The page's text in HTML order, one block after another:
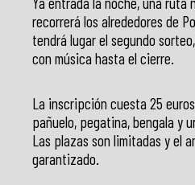
recorrerá los alrededores de
tendrá lugar el segundo
con música hasta el cierre.
La inscripción cuesta 25
pañuelo, pegatina, bengala y
Las plazas son limitadas y el
garantizado.